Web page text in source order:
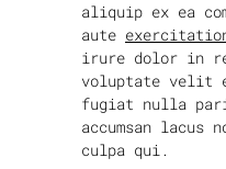
aliquip ex ea
aute
irure dolor in
voluptate velit
fugiat nulla
accumsan lacus
culpa qui.